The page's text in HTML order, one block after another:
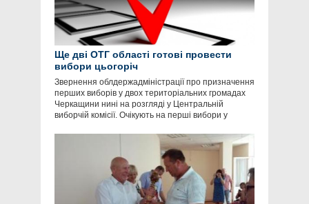
Ще дві ОТГ області готові провести
вибори цьогоріч
Звернення облдержадміністрації про призначення
перших виборів у двох територіальних громадах
Черкащини нині на розгляді у Центральній
виборчій комісії. Очікують на перші вибори у